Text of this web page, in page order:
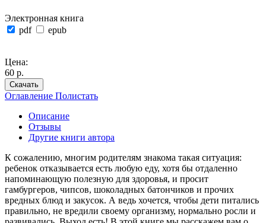
Электронная книга
pdf
epub
Цена:
60 р.
Скачать
Оглавление Полистать
Описание
Отзывы
Другие книги автора
К сожалению, многим родителям знакома такая ситуация:
ребенок отказывается есть любую еду, хотя бы отдаленно
напоминающую полезную для здоровья, и просит
гамбургеров, чипсов, шоколадных батончиков и прочих
вредных блюд и закусок. А ведь хочется, чтобы дети питались
правильно, не вредили своему организму, нормально росли и